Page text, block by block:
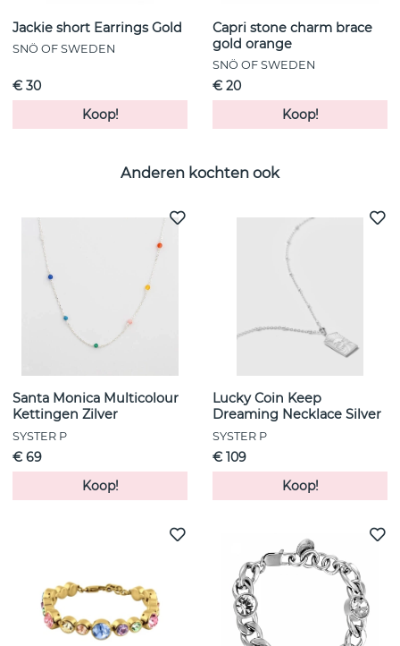
Jackie short Earrings Gold
SNÖ OF SWEDEN
€ 30
Koop!
Capri stone charm brace
gold orange
SNÖ OF SWEDEN
€ 20
Koop!
Anderen kochten ook
Santa Monica Multicolour
Kettingen Zilver
SYSTER P
€ 69
Koop!
Lucky Coin Keep
Dreaming Necklace Silver
SYSTER P
€ 109
Koop!